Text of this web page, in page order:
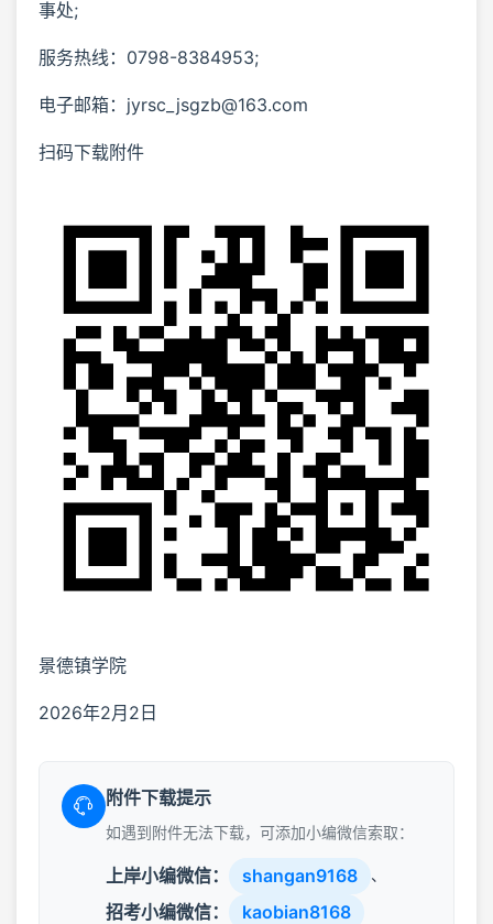
事处;
服务热线：0798-8384953;
电子邮箱：jyrsc_jsgzb@163.com
扫码下载附件
景德镇学院
2026年2月2日
附件下载提示
如遇到附件无法下载，可添加小编微信索取：
上岸小编微信： shangan9168 、
招考小编微信： kaobian8168